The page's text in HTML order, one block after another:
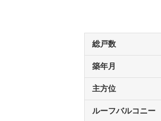
総戸数
築年月
主方位
ルーフバルコニー